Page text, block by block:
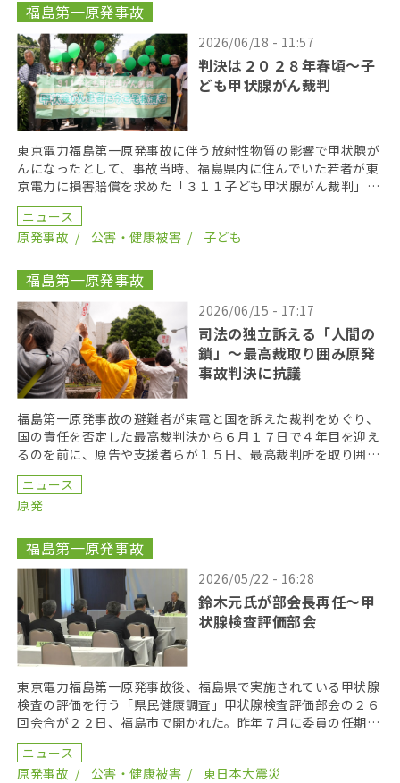
福島第一原発事故
2026/06/18 - 11:57
判決は２０２８年春頃〜子
ども甲状腺がん裁判
東京電力福島第一原発事故に伴う放射性物質の影響で甲状腺が
んになったとして、事故当時、福島県内に住んでいた若者が東
京電力に損害賠償を求めた「３１１子ども甲状腺がん裁判」の
第１８回口頭弁論が２０２６年６月１７日に開かれた。裁 […]
ニュース
原発事故
公害・健康被害 子ども
福島第一原発事故
2026/06/15 - 17:17
司法の独立訴える「人間の
鎖」〜最高裁取り囲み原発
事故判決に抗議
福島第一原発事故の避難者が東電と国を訴えた裁判をめぐり、
国の責任を否定した最高裁判決から６月１７日で４年目を迎え
るのを前に、原告や支援者らが１５日、最高裁判所を取り囲む
「人間の鎖」を行い、司法の独立を訴えた。 呼びかけた […]
ニュース
原発
福島第一原発事故
2026/05/22 - 16:28
鈴木元氏が部会長再任〜甲
状腺検査評価部会
東京電力福島第一原発事故後、福島県で実施されている甲状腺
検査の評価を行う「県民健康調査」甲状腺検査評価部会の２６
回会合が２２日、福島市で開かれた。昨年７月に委員の任期を
終え、委員が改選されてから初の開催となり、鈴木元保内 […]
ニュース
原発事故
公害・健康被害 東日本大震災